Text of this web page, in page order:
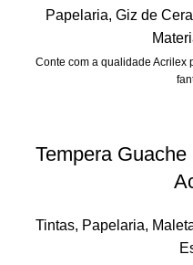
Papelaria, Giz de Cera
Conte com a qualidade Acrilex
Tempera Guache
Tintas, Papelaria,